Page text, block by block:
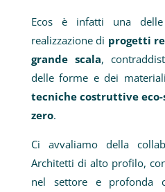
Ecos è infatti una
realizzazione di progetti
grande scala,
delle forme e dei
tecniche costruttive
zero.
Ci avvaliamo della
Architetti di alto profilo,
nel settore e profonda